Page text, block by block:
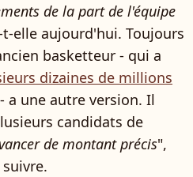
de la part de l'équipe
elle aujourd'hui. Toujours
basketteur - qui a
dizaines de millions
- a une autre version. Il
candidats de
de montant précis",